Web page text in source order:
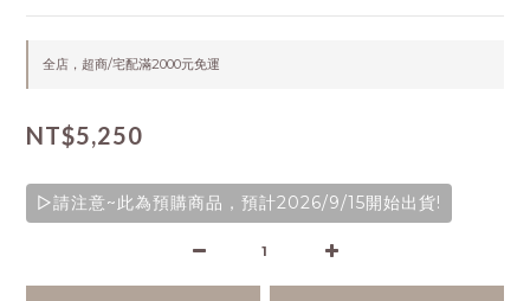
全店，超商/宅配滿2000元免運
NT$5,250
▷請注意~此為預購商品，預計2026/9/15開始出貨!